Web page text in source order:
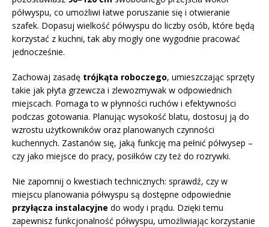
półwyspu, co umożliwi łatwe poruszanie się i otwieranie
szafek. Dopasuj wielkość półwyspu do liczby osób, które będą
korzystać z kuchni, tak aby mogły one wygodnie pracować
jednocześnie.
Zachowaj zasadę trójkąta roboczego, umieszczając sprzęty
takie jak płyta grzewcza i zlewozmywak w odpowiednich
miejscach. Pomaga to w płynności ruchów i efektywności
podczas gotowania. Planując wysokość blatu, dostosuj ją do
wzrostu użytkowników oraz planowanych czynności
kuchennych. Zastanów się, jaką funkcję ma pełnić półwysep –
czy jako miejsce do pracy, posiłków czy też do rozrywki.
Nie zapomnij o kwestiach technicznych: sprawdź, czy w
miejscu planowania półwyspu są dostępne odpowiednie
przyłącza instalacyjne do wody i prądu. Dzięki temu
zapewnisz funkcjonalność półwyspu, umożliwiając korzystanie